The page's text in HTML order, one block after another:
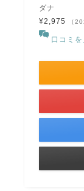
ダナ
¥2,975
（
口コミを